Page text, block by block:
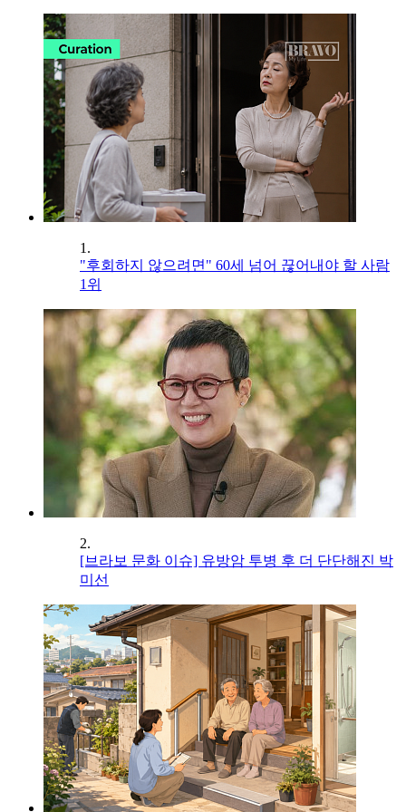
1.
"후회하지 않으려면" 60세 넘어 끊어내야 할 사람
1위
2.
[브라보 문화 이슈] 유방암 투병 후 더 단단해진 박
미선